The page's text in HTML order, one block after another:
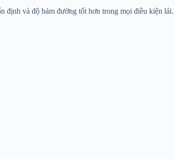
định và độ bám đường tốt hơn trong mọi điều kiện lái.